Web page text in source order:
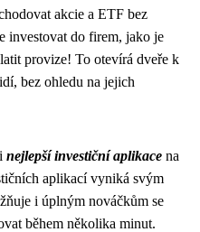
akcie a ETF bez
investovat do firem, jako je
provize! To otevírá dveře k
bez ohledu na jejich
nejlepší investiční aplikace na
aplikací vyniká svým
i úplným nováčkům se
během několika minut.